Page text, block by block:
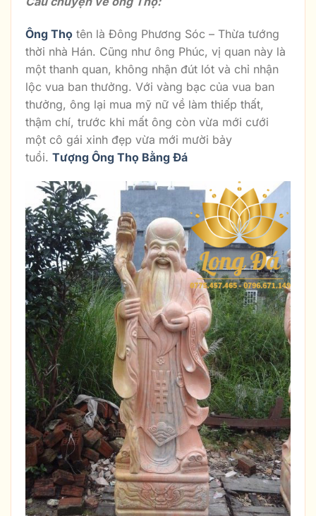
Ông Thọ tên là Đông Phương Sóc – Thừa tướng
thời nhà Hán. Cũng như ông Phúc, vị quan này là
một thanh quan, không nhận đút lót và chỉ nhận
lộc vua ban thưởng. Với vàng bạc của vua ban
thưởng, ông lại mua mỹ nữ về làm thiếp thất,
thậm chí, trước khi mất ông còn vừa mới cưới
một cô gái xinh đẹp vừa mới mười bảy
tuổi. Tượng Ông Thọ Bằng Đá